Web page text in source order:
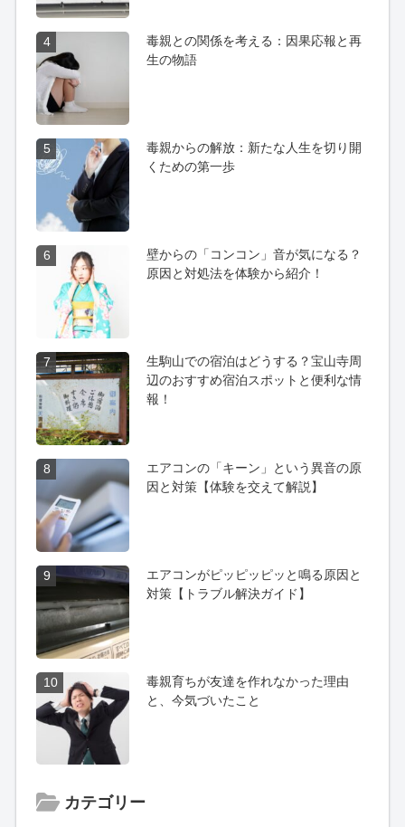
4
毒親との関係を考える：因果応報と再
生の物語
5
毒親からの解放：新たな人生を切り開
くための第一歩
6
壁からの「コンコン」音が気になる？
原因と対処法を体験から紹介！
7
生駒山での宿泊はどうする？宝山寺周
辺のおすすめ宿泊スポットと便利な情
報！
8
エアコンの「キーン」という異音の原
因と対策【体験を交えて解説】
9
エアコンがピッピッピッと鳴る原因と
対策【トラブル解決ガイド】
10
毒親育ちが友達を作れなかった理由
と、今気づいたこと
カテゴリー